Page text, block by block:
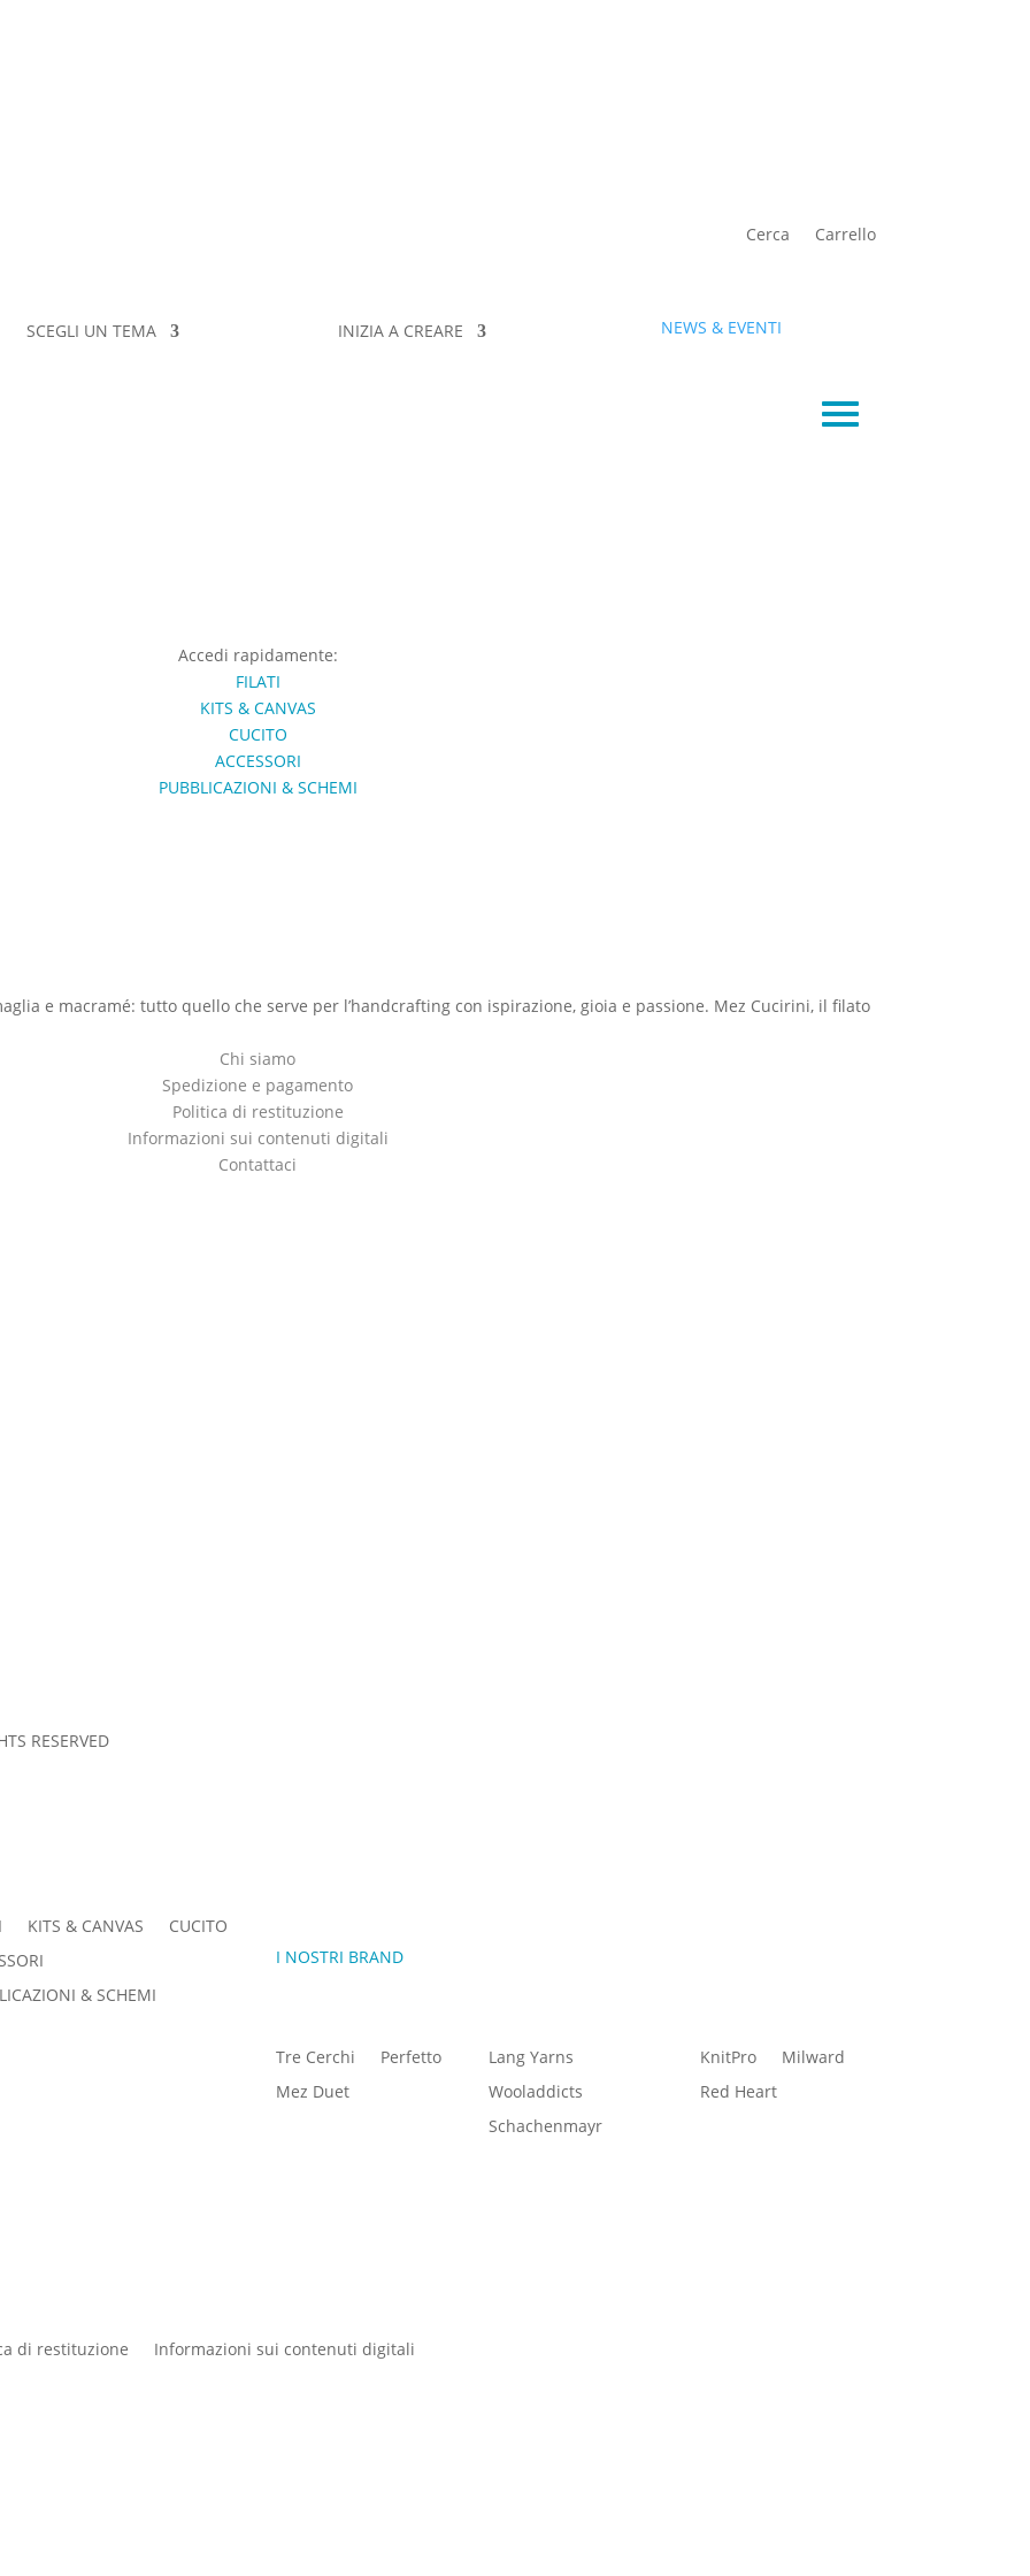
Cerca Carrello
SCEGLI UN TEMA INIZIA A CREARE NEWS & EVENTI
Accedi rapidamente:
FILATI
KITS & CANVAS
CUCITO
ACCESSORI
PUBBLICAZIONI & SCHEMI
e macramé: tutto quello che serve per l’handcrafting con ispirazione, gioia e passione. Mez Cucirini, il filato
Chi siamo
Spedizione e pagamento
Politica di restituzione
Informazioni sui contenuti digitali
Contattaci
RESERVED
KITS & CANVAS
CUCITO
& SCHEMI
I NOSTRI BRAND
Tre Cerchi
Perfetto
Mez Duet
Lang Yarns
Wooladdicts
Schachenmayr
KnitPro
Milward
Red Heart
di restituzione
Informazioni sui contenuti digitali